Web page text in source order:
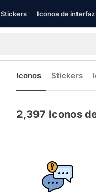
Stickers Iconos de interfaz
Iconos Stickers
2,397 Iconos